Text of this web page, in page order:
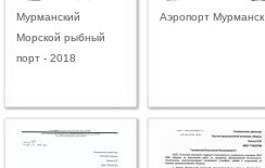
Мурманский
Морской рыбный
порт - 2018
Аэропорт Мурманск